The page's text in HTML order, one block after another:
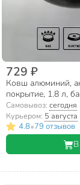
729 ₽
Ковш алюминий,
покрытие, 1.8 л,
см, Vari, LCS65118
Самовывоз: сегодня
Курьером: 5 августа
4.8•79 отзывов